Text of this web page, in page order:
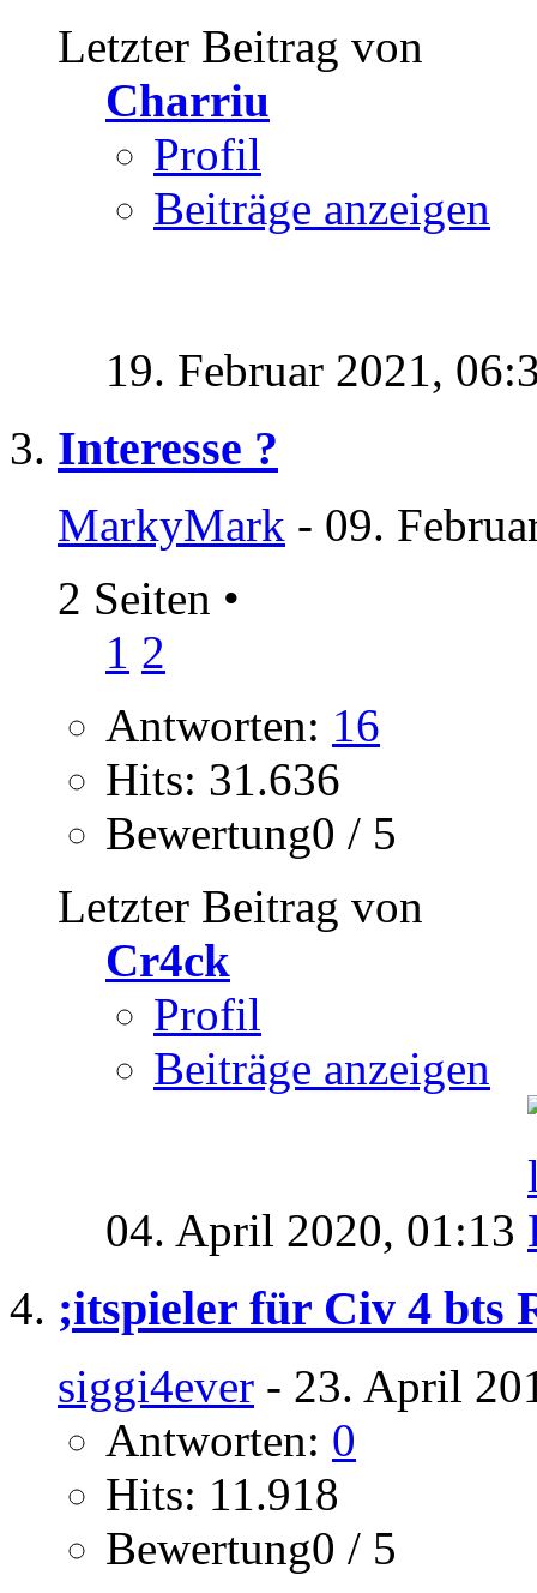
Letzter Beitrag von
Charriu
Profil
Beiträge anzeigen
19. Februar 2021,
Interesse ?
MarkyMark - 09.
2 Seiten •
1 2
Antworten: 16
Hits: 31.636
Bewertung0 / 5
Letzter Beitrag von
Cr4ck
Profil
Beiträge anzeigen
04. April 2020, 01:13
;itspieler für Civ 4 bts
siggi4ever - 23. April
Antworten: 0
Hits: 11.918
Bewertung0 / 5